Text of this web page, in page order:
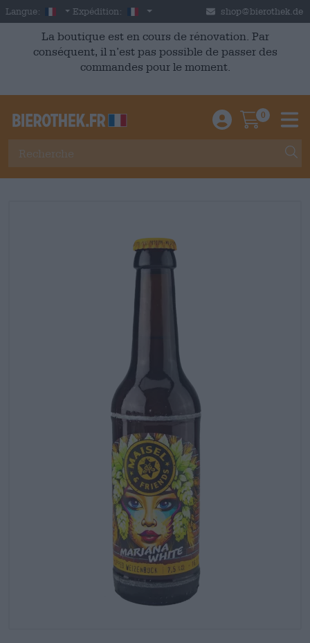
Skip to main content
Langue: French
Expédition: France shop@bierothek.de
La boutique est en cours de rénovation. Par
conséquent, il n’est pas possible de passer des
commandes pour le moment.
Einloggen /
0